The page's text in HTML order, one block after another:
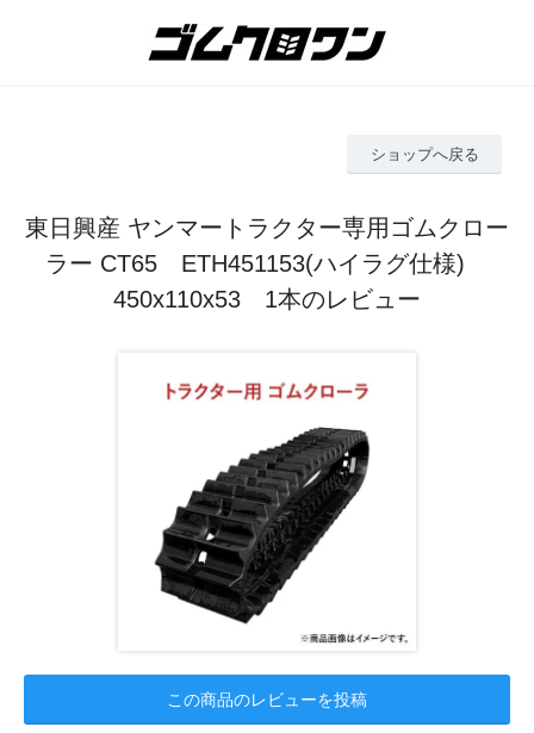
ショップへ戻る
東日興産 ヤンマートラクター専用ゴムクロー
ラー CT65 ETH451153(ハイラグ仕様)
450x110x53 1本のレビュー
この商品のレビューを投稿